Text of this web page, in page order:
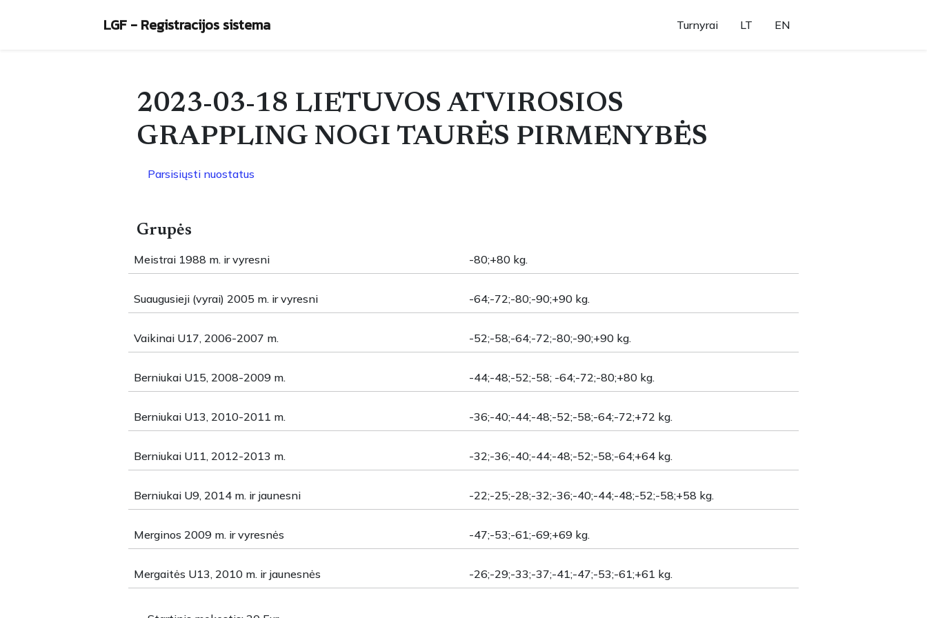
LGF - Registracijos sistema Turnyrai LT EN
2023-03-18 LIETUVOS ATVIROSIOS
GRAPPLING NOGI TAURĖS PIRMENYBĖS
Parsisiųsti nuostatus
Grupės
Meistrai 1988 m. ir vyresni -80;+80 kg.
Suaugusieji (vyrai) 2005 m. ir vyresni -64;-72;-80;-90;+90 kg.
Vaikinai U17, 2006-2007 m. -52;-58;-64;-72;-80;-90;+90 kg.
Berniukai U15, 2008-2009 m. -44;-48;-52;-58; -64;-72;-80;+80 kg.
Berniukai U13, 2010-2011 m. -36;-40;-44;-48;-52;-58;-64;-72;+72 kg.
Berniukai U11, 2012-2013 m. -32;-36;-40;-44;-48;-52;-58;-64;+64 kg.
Berniukai U9, 2014 m. ir jaunesni -22;-25;-28;-32;-36;-40;-44;-48;-52;-58;+58 kg.
Merginos 2009 m. ir vyresnės -47;-53;-61;-69;+69 kg.
Mergaitės U13, 2010 m. ir jaunesnės -26;-29;-33;-37;-41;-47;-53;-61;+61 kg.